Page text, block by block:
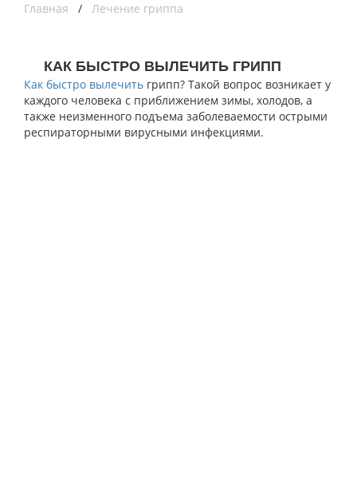
Главная / Лечение гриппа
КАК БЫСТРО ВЫЛЕЧИТЬ ГРИПП
Как быстро вылечить грипп? Такой вопрос возникает у
каждого человека с приближением зимы, холодов, а
также неизменного подъема заболеваемости острыми
респираторными вирусными инфекциями.